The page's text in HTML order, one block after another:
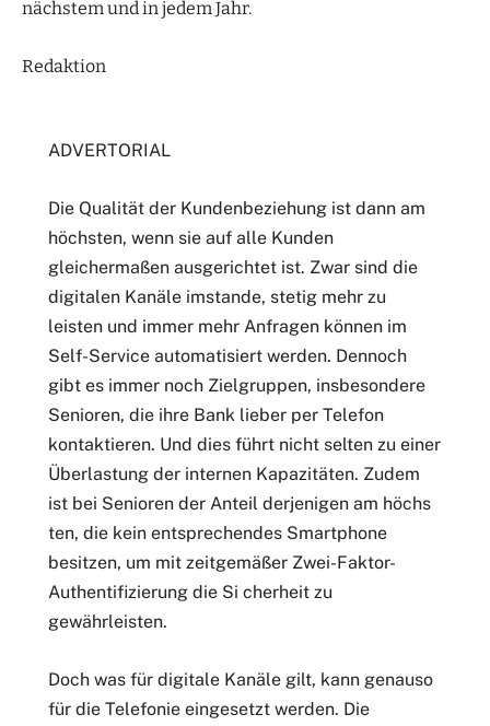
nächstem und in jedem Jahr.
Redaktion
ADVERTORIAL
Die Qualität der Kundenbeziehung ist dann am
höchsten, wenn sie auf alle Kunden
gleichermaßen ausgerichtet ist. Zwar sind die
digitalen Kanäle imstande, stetig mehr zu
leisten und immer mehr Anfragen können im
Self-Service automatisiert werden. Dennoch
gibt es immer noch Zielgruppen, insbesondere
Senioren, die ihre Bank lieber per Telefon
kontaktieren. Und dies führt nicht selten zu einer
Überlastung der internen Kapazitäten. Zudem
ist bei Senioren der Anteil derjenigen am höchs
ten, die kein entsprechendes Smartphone
besitzen, um mit zeitgemäßer Zwei-Faktor-
Authentifizierung die Si cherheit zu
gewährleisten.
Doch was für digitale Kanäle gilt, kann genauso
für die Telefonie eingesetzt werden. Die